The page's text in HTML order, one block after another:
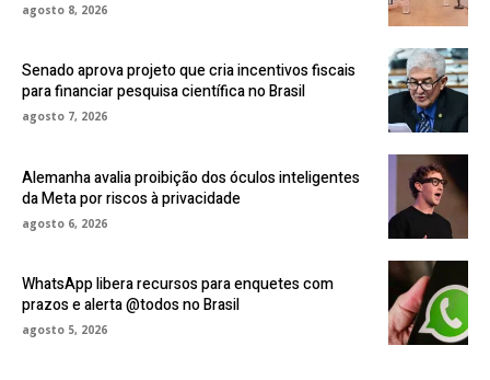
agosto 8, 2026
Senado aprova projeto que cria incentivos fiscais
para financiar pesquisa científica no Brasil
agosto 7, 2026
Alemanha avalia proibição dos óculos inteligentes
da Meta por riscos à privacidade
agosto 6, 2026
WhatsApp libera recursos para enquetes com
prazos e alerta @todos no Brasil
agosto 5, 2026